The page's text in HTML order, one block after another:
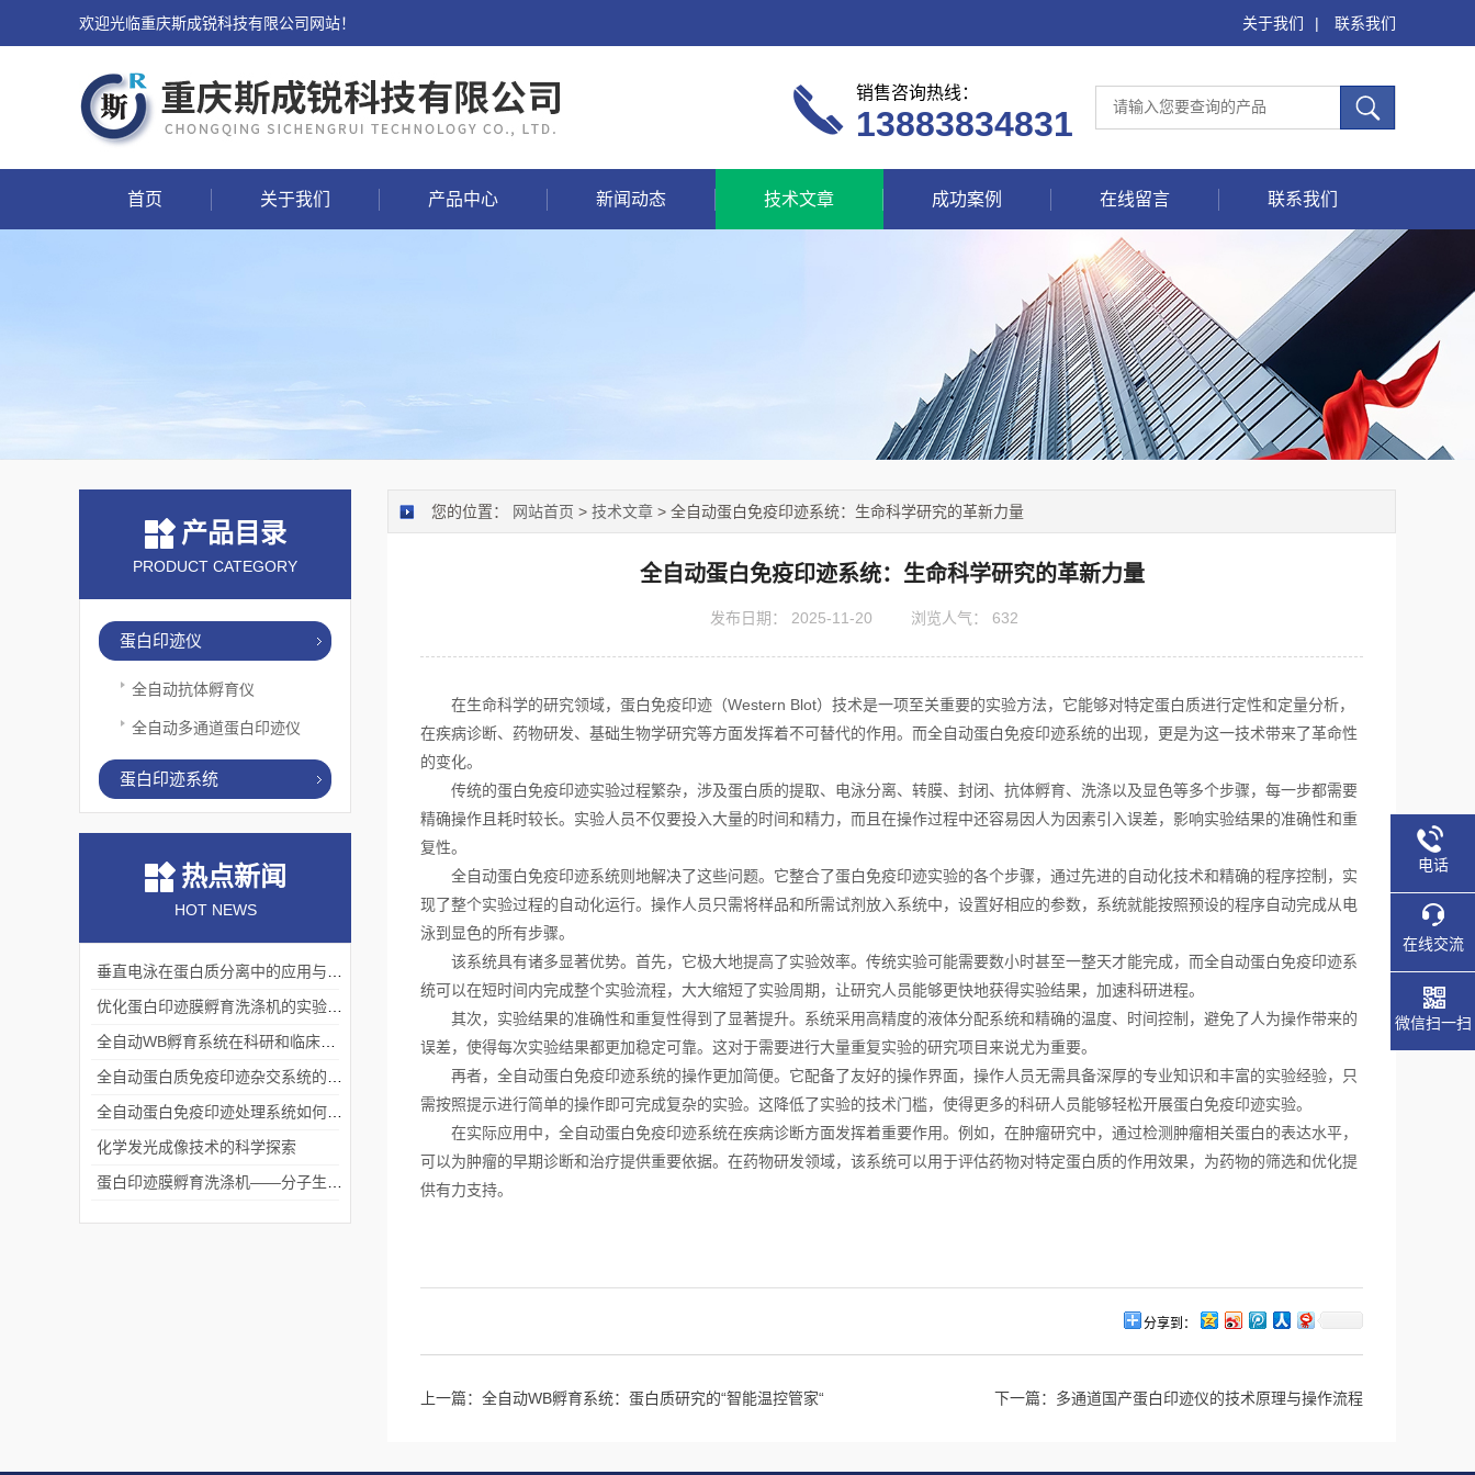
欢迎光临重庆斯成锐科技有限公司网站！ 关于我们 | 联系我们
销售咨询热线：
13883834831
首页 关于我们 产品中心 新闻动态 技术文章 成功案例 在线留言 联系我们
产品目录
PRODUCT CATEGORY
蛋白印迹仪
全自动抗体孵育仪
全自动多通道蛋白印迹仪
蛋白印迹系统
热点新闻
HOT NEWS
化学发光成像技术的科学探索
您的位置： 网站首页 > 技术文章 > 全自动蛋白免疫印迹系统：生命科学研究的革新力量
全自动蛋白免疫印迹系统：生命科学研究的革新力量
发布日期： 2025-11-20 浏览人气： 632
在生命科学的研究领域，蛋白免疫印迹（Western Blot）技术是一项至关重要的实验方法，它能够对特定蛋白质进行定性和定量分析，
在疾病诊断、药物研发、基础生物学研究等方面发挥着不可替代的作用。而全自动蛋白免疫印迹系统的出现，更是为这一技术带来了革命性
的变化。
传统的蛋白免疫印迹实验过程繁杂，涉及蛋白质的提取、电泳分离、转膜、封闭、抗体孵育、洗涤以及显色等多个步骤，每一步都需要
精确操作且耗时较长。实验人员不仅要投入大量的时间和精力，而且在操作过程中还容易因人为因素引入误差，影响实验结果的准确性和重
复性。
全自动蛋白免疫印迹系统则地解决了这些问题。它整合了蛋白免疫印迹实验的各个步骤，通过先进的自动化技术和精确的程序控制，实
现了整个实验过程的自动化运行。操作人员只需将样品和所需试剂放入系统中，设置好相应的参数，系统就能按照预设的程序自动完成从电
泳到显色的所有步骤。
该系统具有诸多显著优势。首先，它极大地提高了实验效率。传统实验可能需要数小时甚至一整天才能完成，而全自动蛋白免疫印迹系
统可以在短时间内完成整个实验流程，大大缩短了实验周期，让研究人员能够更快地获得实验结果，加速科研进程。
其次，实验结果的准确性和重复性得到了显著提升。系统采用高精度的液体分配系统和精确的温度、时间控制，避免了人为操作带来的
误差，使得每次实验结果都更加稳定可靠。这对于需要进行大量重复实验的研究项目来说尤为重要。
再者，全自动蛋白免疫印迹系统的操作更加简便。它配备了友好的操作界面，操作人员无需具备深厚的专业知识和丰富的实验经验，只
需按照提示进行简单的操作即可完成复杂的实验。这降低了实验的技术门槛，使得更多的科研人员能够轻松开展蛋白免疫印迹实验。
在实际应用中，全自动蛋白免疫印迹系统在疾病诊断方面发挥着重要作用。例如，在肿瘤研究中，通过检测肿瘤相关蛋白的表达水平，
可以为肿瘤的早期诊断和治疗提供重要依据。在药物研发领域，该系统可以用于评估药物对特定蛋白质的作用效果，为药物的筛选和优化提
供有力支持。
分享到：
上一篇： 全自动WB孵育系统：蛋白质研究的“智能温控管家“ 下一篇： 多通道国产蛋白印迹仪的技术原理与操作流程
电话
在线交流
微信扫一扫